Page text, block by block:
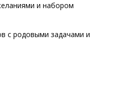
и набором
с родовыми задачами и